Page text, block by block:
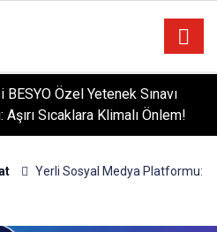
Özel Yetenek Sınavı
Aşırı Sıcaklara Klimalı Önlem!
Yerli Sosyal Medya Platformu: